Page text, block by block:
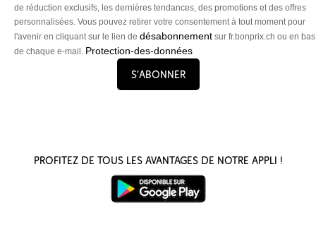
de réduction exclusifs, les dernières tendances, des promotions et des offres
personnalisées. Vous pouvez retirer votre consentement à tout moment pour
l'avenir en cliquant sur le lien de désabonnement sur fr.bonprix.ch ou en bas
de chaque e-mail. Protection-des-données
S’abonner
Profitez de tous les avantages de notre appli !